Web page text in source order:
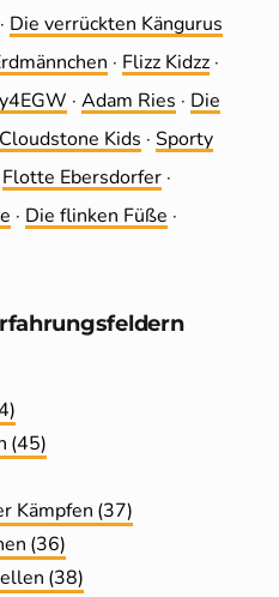
· Die ver­rückten Kängurus
· Flizz Kidzz ·
· Adam Ries · Die
Cloudstone Kids · Sporty
Flotte Ebersdorfer ·
· Die flinken Füße ·
(45)
Kämpfen (37)
(36)
(38)